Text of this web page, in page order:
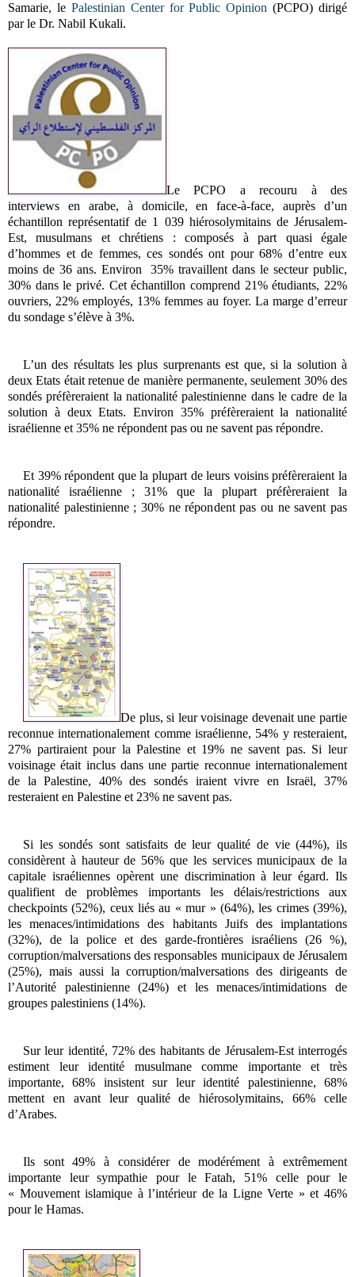
Samarie, le Palestinian Center for Public Opinion (PCPO) dirigé
par le Dr. Nabil Kukali.
Le PCPO a recouru à des
interviews en arabe, à domicile, en face-à-face, auprès d’un
échantillon représentatif de 1 039 hiérosolymitains de Jérusalem-
Est, musulmans et chrétiens : composés à part quasi égale
d’hommes et de femmes, ces sondés ont pour 68% d’entre eux
moins de 36 ans. Environ
35% travaillent dans le secteur public,
30% dans le privé. Cet échantillon comprend 21% étudiants, 22%
ouvriers, 22% employés, 13% femmes au foyer. La marge d’erreur
du sondage s’élève à 3%.
L’un des résultats les plus surprenants est que, si la solution à
deux Etats était retenue de manière permanente, seulement 30% des
sondés préfèreraient la nationalité palestinienne dans le cadre de la
solution à deux Etats. Environ 35% préfèreraient la nationalité
israélienne et 35% ne répondent pas ou ne savent pas répondre.
Et 39% répondent que la plupart de leurs voisins préfèreraient la
nationalité israélienne ; 31% que la plupart préfèreraient la
nationalité palestinienne ; 30% ne répondent pas ou ne savent pas
répondre.
De plus, si leur voisinage devenait une partie
reconnue internationalement comme israélienne, 54% y resteraient,
27% partiraient pour la Palestine et 19% ne savent pas. Si leur
voisinage était inclus dans une partie reconnue internationalement
de la Palestine, 40% des sondés iraient vivre en Israël, 37%
resteraient en Palestine et 23% ne savent pas.
Si les sondés sont satisfaits de leur qualité de vie (44%), ils
considèrent à hauteur de 56% que les services municipaux de la
capitale israéliennes opèrent une discrimination à leur égard. Ils
qualifient de problèmes importants les délais/restrictions aux
checkpoints (52%), ceux liés au « mur » (64%), les crimes (39%),
les menaces/intimidations des habitants Juifs des implantations
(32%), de la police et des garde-frontières israéliens (26 %),
corruption/malversations des responsables municipaux de Jérusalem
(25%), mais aussi la corruption/malversations des dirigeants de
l’Autorité palestinienne (24%) et les menaces/intimidations de
groupes palestiniens (14%).
Sur leur identité, 72% des habitants de Jérusalem-Est interrogés
estiment leur identité musulmane comme importante et très
importante, 68% insistent sur leur identité palestinienne, 68%
mettent en avant leur qualité de hiérosolymitains, 66% celle
d’Arabes.
Ils sont 49% à considérer de modérément à extrêmement
importante leur sympathie pour le Fatah, 51% celle pour le
« Mouvement islamique à l’intérieur de la Ligne Verte » et 46%
pour le Hamas.